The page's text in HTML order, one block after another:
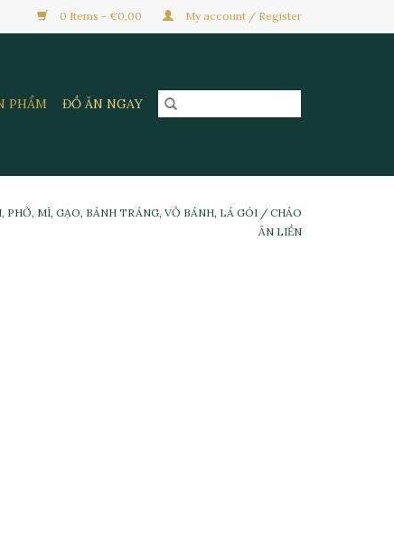
0 Items - €0,00 My account / Register
PHẨM ĐỒ ĂN NGAY
PHỞ, MÌ, GẠO, BÁNH TRÁNG, VỎ BÁNH, LÁ GÓI / CHÁO
ĂN LIỀN